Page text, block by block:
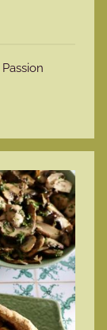
Passion